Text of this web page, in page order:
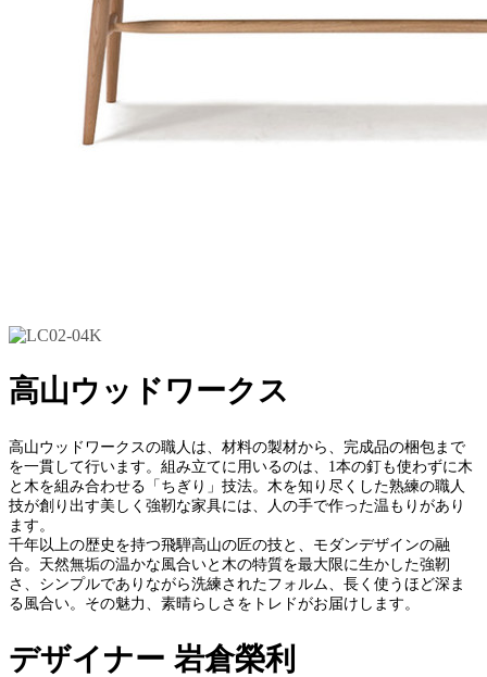
高山ウッドワークス
高山ウッドワークスの職人は、材料の製材から、完成品の梱包まで
を一貫して行います。組み立てに用いるのは、1本の釘も使わずに木
と木を組み合わせる「ちぎり」技法。木を知り尽くした熟練の職人
技が創り出す美しく強靭な家具には、人の手で作った温もりがあり
ます。
千年以上の歴史を持つ飛騨高山の匠の技と、モダンデザインの融
合。天然無垢の温かな風合いと木の特質を最大限に生かした強靭
さ、シンプルでありながら洗練されたフォルム、長く使うほど深ま
る風合い。その魅力、素晴らしさをトレドがお届けします。
デザイナー 岩倉榮利